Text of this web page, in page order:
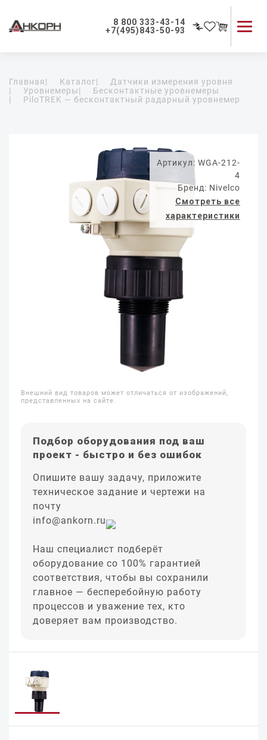
8 800 333-43-14
+7(495)843-50-93
Применение приборов
Как мы работаем
Главная| Каталог|
Датчики измерения уровня
|
Уровнемеры|
Бесконтактные уровнемеры
|
PiloTREK — бесконтактный радарный уровнемер
Артикул: WGA-212-
4
Бренд: Nivelco
Смотреть все
характеристики
Внешний вид товаров может отличаться от изображений,
представленных на сайте.
Подбор оборудования под ваш
проект - быстро и без ошибок
Опишите вашу задачу, приложите
техническое задание и чертежи на
почту
info@ankorn.ru
Наш специалист подберёт
оборудование со 100% гарантией
соответствия, чтобы вы сохранили
главное — бесперебойную работу
процессов и уважение тех, кто
доверяет вам производство.